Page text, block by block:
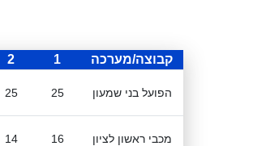
קבוצה/מערכה 1
2
הפועל בני שמעון 25
25
מכבי ראשון לציון 16
14